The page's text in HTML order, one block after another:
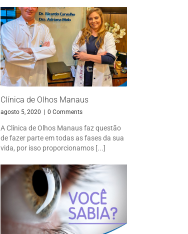
Clínica de Olhos Manaus
agosto 5, 2020 0 Comments
A Clínica de Olhos Manaus faz questão
de fazer parte em todas as fases da sua
vida, por isso proporcionamos [...]